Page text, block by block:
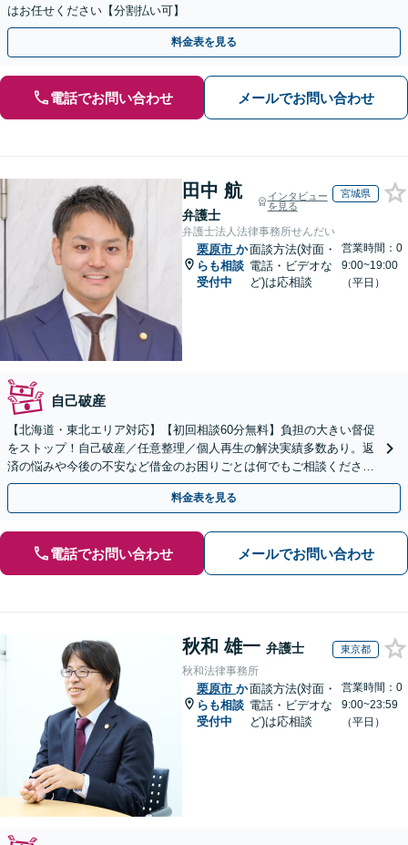
はお任せください【分割払い可】
料金表を見る
電話でお問い合わせ メールでお問い合わせ
田中 航
弁護士
インタビュー
を見る
宮城県
弁護士法人法律事務所せんだい
栗原市 か
らも相談
受付中
面談方法(対面・
電話・ビデオな
ど)は応相談
営業時間：0
9:00~19:00
（平日）
自己破産
【北海道・東北エリア対応】【初回相談60分無料】負担の大きい督促
をストップ！自己破産／任意整理／個人再生の解決実績多数あり。返
済の悩みや今後の不安など借金のお困りごとは何でもご相談くださ
い。依頼者さまにとって最善の解決をご提案【土曜も営業】
料金表を見る
電話でお問い合わせ メールでお問い合わせ
秋和 雄一 弁護士 東京都
秋和法律事務所
栗原市 か
らも相談
受付中
面談方法(対面・
電話・ビデオな
ど)は応相談
営業時間：0
9:00~23:59
（平日）